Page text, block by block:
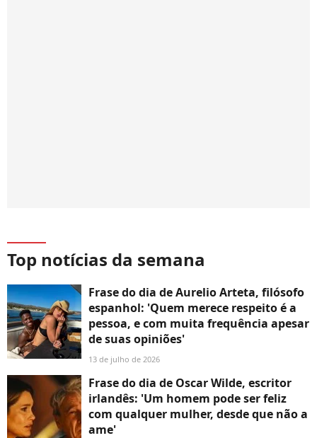
Top notícias da semana
Frase do dia de Aurelio Arteta, filósofo
espanhol: 'Quem merece respeito é a
pessoa, e com muita frequência apesar
de suas opiniões'
13 de julho de 2026
Frase do dia de Oscar Wilde, escritor
irlandês: 'Um homem pode ser feliz
com qualquer mulher, desde que não a
ame'